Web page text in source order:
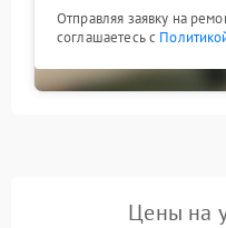
Отправляя заявку на
соглашаетесь с
Цены на